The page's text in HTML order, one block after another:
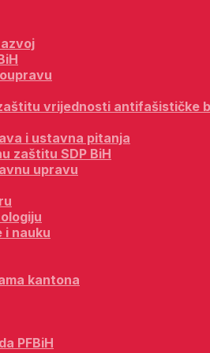
vrijednosti antifašističke
i ustavna pitanja
zaštitu SDP BiH
upravu
i nauku
kantona
PFBiH